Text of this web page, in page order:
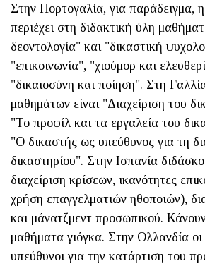
Στην Πορτογαλία, για παράδειγμα,
περιέχει στη διδακτική ύλη
δεοντολογία" και "δικαστική
"επικοινωνία", "χιούμορ και
"δικαιοσύνη και ποίηση". Στη
μαθημάτων είναι "Διαχείριση του
"Το προφίλ και τα εργαλεία του
"Ο δικαστής ως υπεύθυνος για τη
δικαστηρίου". Στην Ισπανία
διαχείριση κρίσεων, ικανότητες
χρήση επαγγελματιών ηθοποιών),
και μάνατζμεντ προσωπικού.
μαθήματα γιόγκα. Στην Ολλανδία οι
υπεύθυνοι για την κατάρτιση του